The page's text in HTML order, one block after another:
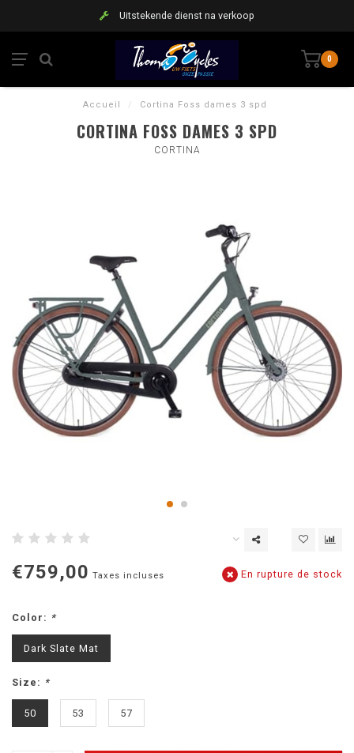
Uitstekende dienst na verkoop
0
Accueil / Cortina Foss dames 3 spd
CORTINA FOSS DAMES 3 SPD
CORTINA
€759,00 Taxes incluses En rupture de stock
Color: *
Dark Slate Mat
Size: *
50 53 57